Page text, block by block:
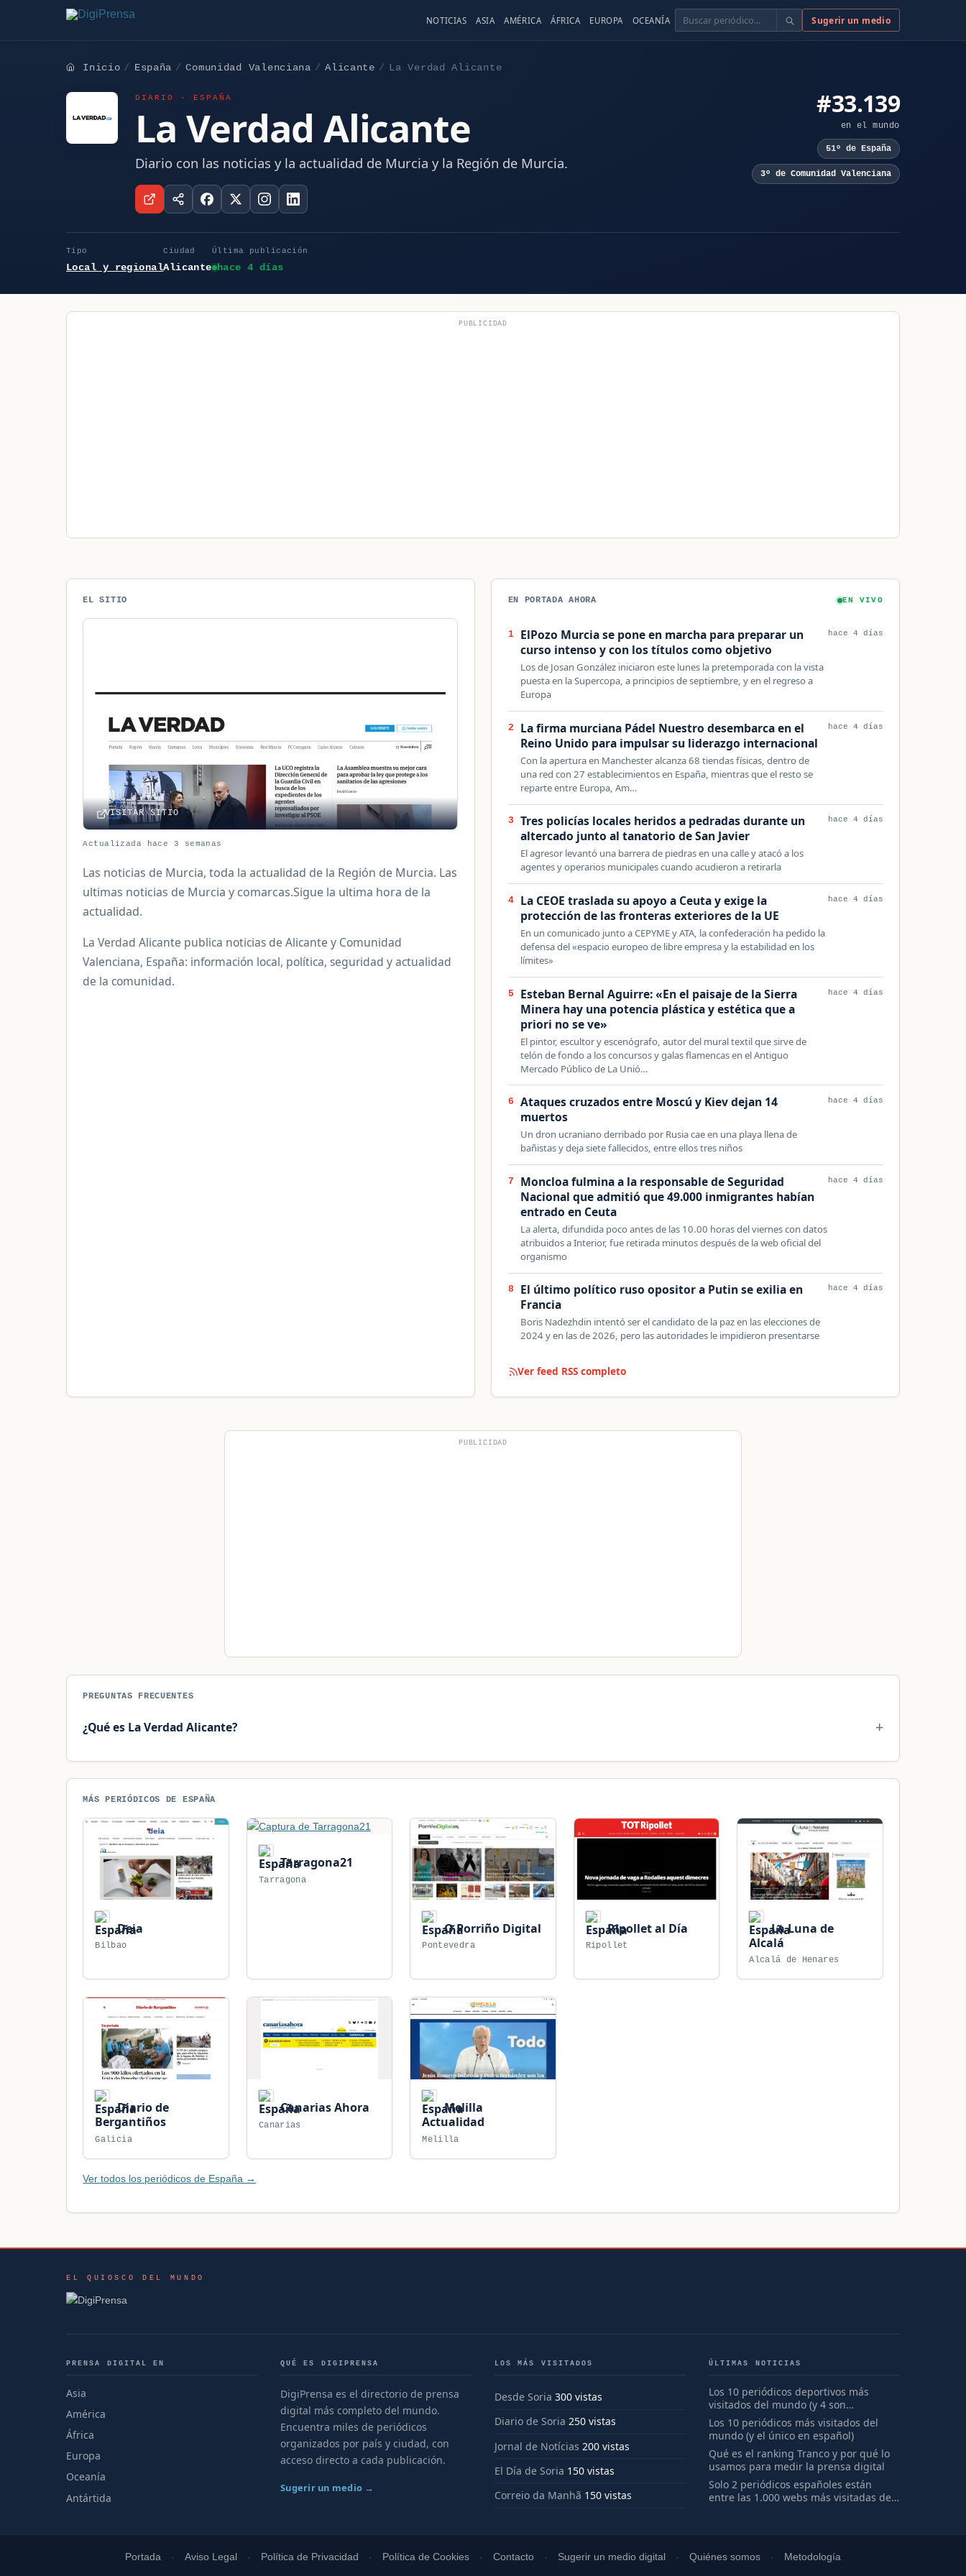
NOTICIAS ASIA AMÉRICA ÁFRICA EUROPA OCEANÍA Buscar Sugerir un medio
Inicio España Comunidad Valenciana Alicante La Verdad Alicante
DIARIO · ESPAÑA
La Verdad Alicante
Diario con las noticias y la actualidad de Murcia y la Región de Murcia.
#33.139
en el mundo
51º de España
3º de Comunidad Valenciana
Tipo
Local y regional
Ciudad
Alicante
Última publicación
hace 4 días
PUBLICIDAD
EL SITIO
VISITAR SITIO
Actualizada hace 3 semanas
Las noticias de Murcia, toda la actualidad de la Región de Murcia. Las
ultimas noticias de Murcia y comarcas.Sigue la ultima hora de la
actualidad.
La Verdad Alicante publica noticias de Alicante y Comunidad
Valenciana, España: información local, política, seguridad y actualidad
de la comunidad.
EN PORTADA AHORA EN VIVO
1
ElPozo Murcia se pone en marcha para preparar un
curso intenso y con los títulos como objetivo
Los de Josan González iniciaron este lunes la pretemporada con la vista
puesta en la Supercopa, a principios de septiembre, y en el regreso a
Europa
hace 4 días
2
La firma murciana Pádel Nuestro desembarca en el
Reino Unido para impulsar su liderazgo internacional
Con la apertura en Manchester alcanza 68 tiendas físicas, dentro de
una red con 27 establecimientos en España, mientras que el resto se
reparte entre Europa, Am…
hace 4 días
3
Tres policías locales heridos a pedradas durante un
altercado junto al tanatorio de San Javier
El agresor levantó una barrera de piedras en una calle y atacó a los
agentes y operarios municipales cuando acudieron a retirarla
hace 4 días
4
La CEOE traslada su apoyo a Ceuta y exige la
protección de las fronteras exteriores de la UE
En un comunicado junto a CEPYME y ATA, la confederación ha pedido la
defensa del «espacio europeo de libre empresa y la estabilidad en los
límites»
hace 4 días
5
Esteban Bernal Aguirre: «En el paisaje de la Sierra
Minera hay una potencia plástica y estética que a
priori no se ve»
El pintor, escultor y escenógrafo, autor del mural textil que sirve de
telón de fondo a los concursos y galas flamencas en el Antiguo
Mercado Público de La Unió…
hace 4 días
6
Ataques cruzados entre Moscú y Kiev dejan 14
muertos
Un dron ucraniano derribado por Rusia cae en una playa llena de
bañistas y deja siete fallecidos, entre ellos tres niños
hace 4 días
7
Moncloa fulmina a la responsable de Seguridad
Nacional que admitió que 49.000 inmigrantes habían
entrado en Ceuta
La alerta, difundida poco antes de las 10.00 horas del viernes con datos
atribuidos a Interior, fue retirada minutos después de la web oficial del
organismo
hace 4 días
8
El último político ruso opositor a Putin se exilia en
Francia
Boris Nadezhdin intentó ser el candidato de la paz en las elecciones de
2024 y en las de 2026, pero las autoridades le impidieron presentarse
hace 4 días
Ver feed RSS completo
PUBLICIDAD
PREGUNTAS FRECUENTES
¿Qué es La Verdad Alicante?
MÁS PERIÓDICOS DE ESPAÑA
Deia
Bilbao
Tarragona21
Tarragona
O Porriño Digital
Pontevedra
Ripollet al Día
Ripollet
La Luna de
Alcalá
Alcalá de Henares
Diario de
Bergantiños
Galicia
Canarias Ahora
Canarias
Melilla
Actualidad
Melilla
Ver todos los periódicos de España →
EL QUIOSCO DEL MUNDO
PRENSA DIGITAL EN
Asia
América
África
Europa
Oceanía
Antártida
QUÉ ES DIGIPRENSA
DigiPrensa es el directorio de prensa
digital más completo del mundo.
Encuentra miles de periódicos
organizados por país y ciudad, con
acceso directo a cada publicación.
Sugerir un medio →
LOS MÁS VISITADOS
Desde Soria 300 vistas
Diario de Soria 250 vistas
Jornal de Notícias 200 vistas
El Día de Soria 150 vistas
Correio da Manhã 150 vistas
ÚLTIMAS NOTICIAS
Los 10 periódicos deportivos más
visitados del mundo (y 4 son
españoles)
Los 10 periódicos más visitados del
mundo (y el único en español)
Qué es el ranking Tranco y por qué lo
usamos para medir la prensa digital
Solo 2 periódicos españoles están
entre las 1.000 webs más visitadas del
Portada Aviso Legal Política de Privacidad Política de Cookies Contacto Sugerir un medio digital Quiénes somos Metodología